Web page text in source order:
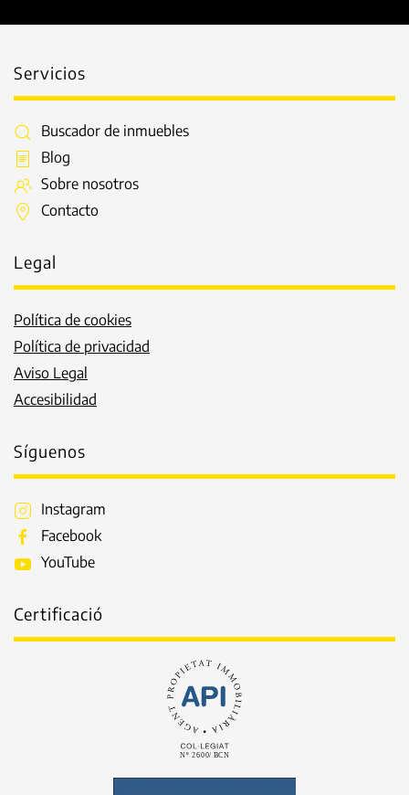
Servicios
Buscador de inmuebles
Blog
Sobre nosotros
Contacto
Legal
Política de cookies
Política de privacidad
Aviso Legal
Accesibilidad
Síguenos
Instagram
Facebook
YouTube
Certificació